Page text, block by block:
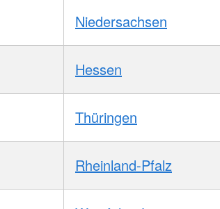
Niedersachsen
Hessen
Thüringen
Rheinland-Pfalz